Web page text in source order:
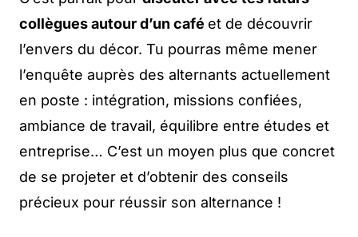
collègues autour d’un café et de découvrir
l’envers du décor. Tu pourras même mener
l’enquête auprès des alternants actuellement
en poste : intégration, missions confiées,
ambiance de travail, équilibre entre études et
entreprise… C’est un moyen plus que concret
de se projeter et d’obtenir des conseils
précieux pour réussir son alternance !